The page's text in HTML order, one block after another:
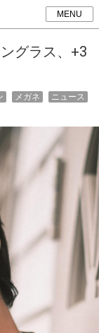
MENU
グラス、+3
ニュース
メガネ